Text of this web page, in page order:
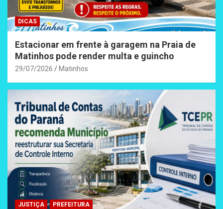
DICAS
Estacionar em frente à garagem na Praia de
Matinhos pode render multa e guincho
29/07/2026 Matinhos
JUSTIÇA PREFEITURA